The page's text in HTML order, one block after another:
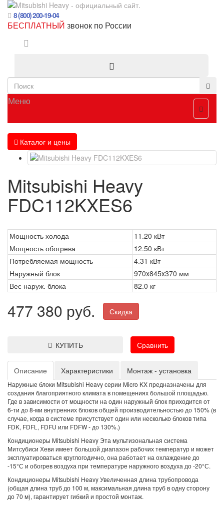
8 (800) 200-19-04
БЕСПЛАТНЫЙ звонок по России
Меню
Каталог и цены
Mitsubishi Heavy
FDC112KXES6
Мощность холода
11.20 кВт
Мощность обогрева
12.50 кВт
Потребляемая мощность
4.31 кВт
Наружный блок
970x845x370 мм
Вес наруж. блока
82.0 кг
477 380 руб. Скидка
КУПИТЬ Сравнить
Описание Характеристики Монтаж - установка
Наружные блоки Mitsubishi Heavy серии Micro KX предназначены для
создания благоприятного климата в помещениях большой площадью.
Где в зависимости от мощности на один наружный блок приходится от
6-ти до 8-ми внутренних блоков общей производительностью до 150% (в
случае, когда в системе присутствует один или несколько блоков типа
FDK, FDFL, FDFU или FDFW - до 130%.)
Кондиционеры Mitsubishi Heavy Эта мультизональная система
Митсубиси Хеви имеет большой диапазон рабочих температур и может
эксплуатироваться круглогодично, она работает на охлаждение до
-15°С и обогрев воздуха при температуре наружного воздуха до -20°С.
Кондиционеры Mitsubishi Heavy Увеличенная длина трубопровода
(общая длина труб до 100 м, максимальная длина труб в одну сторону
до 70 м), гарантирует гибкий и простой монтаж.